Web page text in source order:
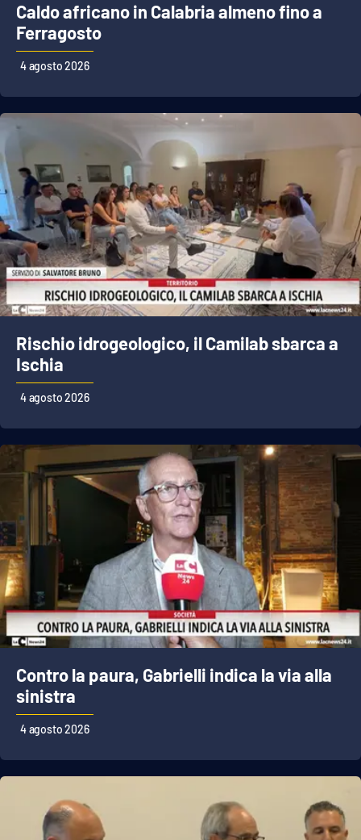
Caldo africano in Calabria almeno fino a
Ferragosto
4 agosto 2026
Rischio idrogeologico, il Camilab sbarca a
Ischia
4 agosto 2026
Contro la paura, Gabrielli indica la via alla
sinistra
4 agosto 2026